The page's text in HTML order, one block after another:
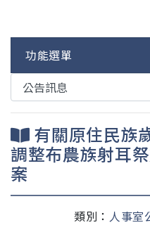
功能選單
有關原住民族
調整布農族射耳
案
類別： 人事室